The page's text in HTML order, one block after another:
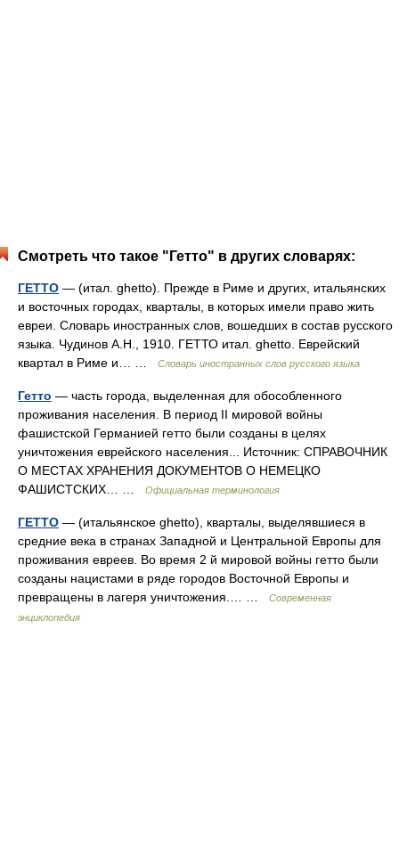
Смотреть что такое "Гетто" в других словарях:
ГЕТТО — (итал. ghetto). Прежде в Риме и других, итальянских
и восточных городах, кварталы, в которых имели право жить
евреи. Словарь иностранных слов, вошедших в состав русского
языка. Чудинов А.Н., 1910. ГЕТТО итал. ghetto. Еврейский
квартал в Риме и… …
Словарь иностранных слов русского языка
Гетто — часть города, выделенная для обособленного
проживания населения. В период II мировой войны
фашистской Германией гетто были созданы в целях
уничтожения еврейского населения... Источник: СПРАВОЧНИК
О МЕСТАХ ХРАНЕНИЯ ДОКУМЕНТОВ О НЕМЕЦКО
ФАШИСТСКИХ… …
Официальная терминология
ГЕТТО — (итальянское ghetto), кварталы, выделявшиеся в
средние века в странах Западной и Центральной Европы для
проживания евреев. Во время 2 й мировой войны гетто были
созданы нацистами в ряде городов Восточной Европы и
превращены в лагеря уничтожения.… …
Современная
энциклопедия